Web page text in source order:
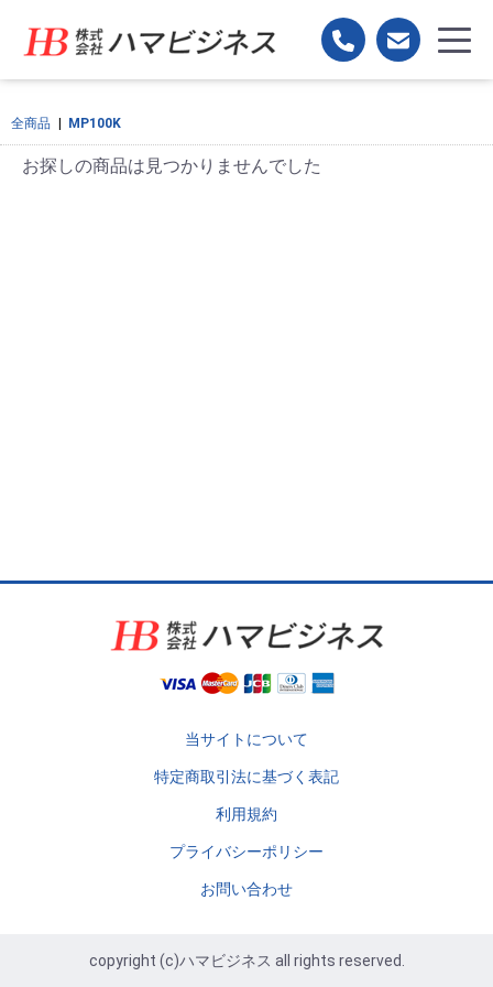
全商品 MP100K
お探しの商品は見つかりませんでした
当サイトについて
特定商取引法に基づく表記
利用規約
プライバシーポリシー
お問い合わせ
copyright (c)ハマビジネス all rights reserved.